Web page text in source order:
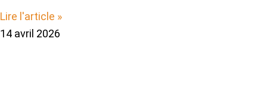
Lire l'article »
14 avril 2026